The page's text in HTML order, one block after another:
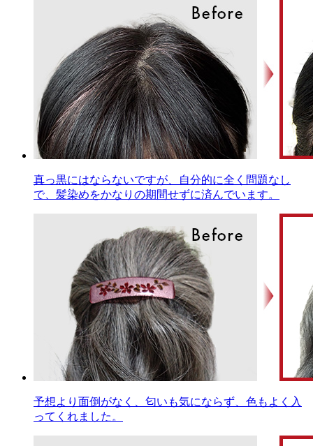
真っ黒にはならないですが、自分的に全く問題なし
で、髪染めをかなりの期間せずに済んでいます。
予想より面倒がなく、匂いも気にならず、色もよく入
ってくれました。